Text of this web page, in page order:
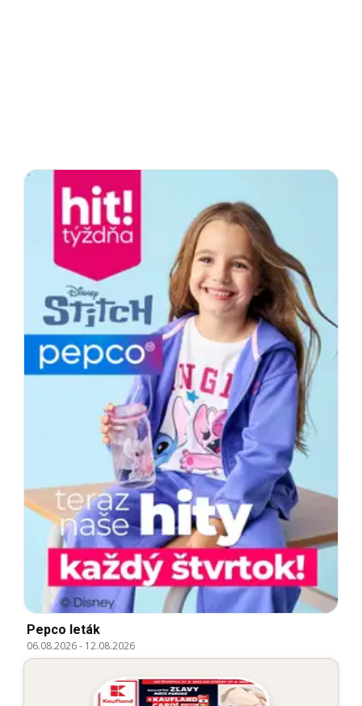
Pepco leták
06.08.2026- 12.08.2026